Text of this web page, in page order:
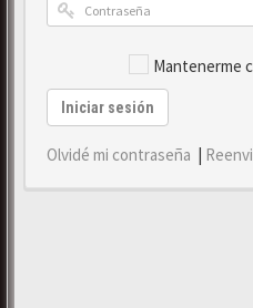
Mantenerme
Iniciar sesión
Olvidé mi contraseña |